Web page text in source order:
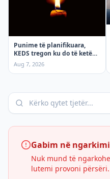
Punime të planifikuara,
KEDS tregon ku do të ketë
ndërprerje të rrymës
premten!
Aug 7, 2026
Gabim në
Nuk mund të
lutemi provoni përsëri.